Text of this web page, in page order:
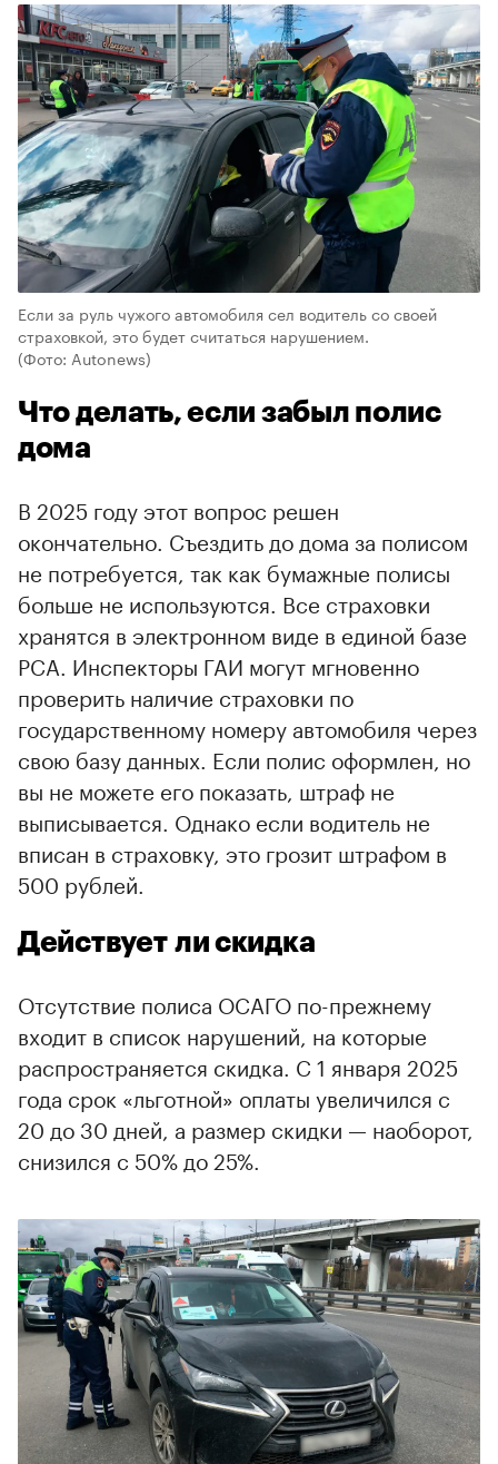
Если за руль чужого автомобиля сел водитель со своей
страховкой, это будет считаться нарушением.
(Фото: Autonews)
Что делать, если забыл полис
дома
В 2025 году этот вопрос решен
окончательно. Съездить до дома за полисом
не потребуется, так как бумажные полисы
больше не используются. Все страховки
хранятся в электронном виде в единой базе
РСА. Инспекторы ГАИ могут мгновенно
проверить наличие страховки по
государственному номеру автомобиля через
свою базу данных. Если полис оформлен, но
вы не можете его показать, штраф не
выписывается. Однако если водитель не
вписан в страховку, это грозит штрафом в
500 рублей.
Действует ли скидка
Отсутствие полиса ОСАГО по-прежнему
входит в список нарушений, на которые
распространяется скидка. С 1 января 2025
года срок «льготной» оплаты увеличился с
20 до 30 дней, а размер скидки — наоборот,
снизился с 50% до 25%.